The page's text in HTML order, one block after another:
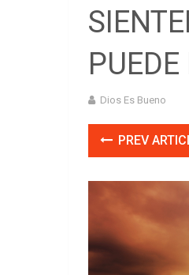
Dios Es Bueno
PREV